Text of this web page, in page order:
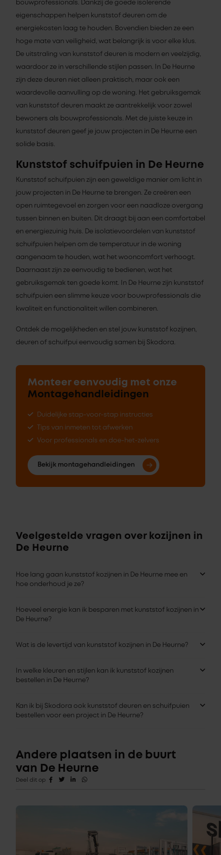
bouwprofessionals. Dankzij de goede isolerende
eigenschappen helpen kunststof deuren om de
energiekosten laag te houden. Bovendien bieden ze een
hoge mate van veiligheid, wat belangrijk is voor elke klus.
De uitstraling van kunststof deuren is modern en veelzijdig,
waardoor ze in verschillende stijlen passen. In De Heurne
zijn deze deuren niet alleen praktisch, maar ook een
waardevolle aanvulling op de woning. Het gebruiksgemak
van kunststof deuren maakt ze aantrekkelijk voor zowel
bewoners als bouwprofessionals. Met de juiste keuze in
kunststof deuren geef je jouw projecten in De Heurne een
solide basis.
Kunststof schuifpuien in De Heurne
Kunststof schuifpuien zijn een geweldige manier om licht in
jouw projecten in De Heurne te brengen. Ze creëren een
open ruimtegevoel en zorgen voor een naadloze overgang
tussen binnen en buiten. Dit draagt bij aan een comfortabel
en energiezuinig huis. De isolatievoordelen van kunststof
schuifpuien helpen om de temperatuur in de woning
aangenaam te houden, wat het wooncomfort verhoogt.
Daarnaast zijn ze eenvoudig te bedienen, wat het
gebruiksgemak ten goede komt. In De Heurne zijn kunststof
schuifpuien een slimme keuze voor bouwprofessionals die
kwaliteit en functionaliteit willen combineren.
Ontdek de mogelijkheden en stel jouw kunststof kozijnen,
deuren of schuifpui eenvoudig samen bij Skodora.
Monteer eenvoudig met onze
Montagehandleidingen
Duidelijke stap-voor-stap instructies
Tips van inmeten tot afwerken
Voor professionals en doe-het-zelvers
Bekijk montagehandleidingen
Veelgestelde vragen over kozijnen in
De Heurne
Hoe lang gaan kunststof kozijnen in De Heurne mee en
hoe onderhoud je ze?
Hoeveel energie kan ik besparen met kunststof kozijnen in
De Heurne?
Wat is de levertijd van kunststof kozijnen in De Heurne?
In welke kleuren en stijlen kan ik kunststof kozijnen
bestellen in De Heurne?
Kan ik bij Skodora ook kunststof deuren en schuifpuien
bestellen voor een project in De Heurne?
Andere plaatsen in de buurt
van De Heurne
Deel dit op